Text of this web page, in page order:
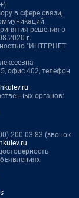
в сфере связи,
решения о
г.
"ИНТЕРНЕТ
офис 402, телефон
органов:
200-03-83 (звонок